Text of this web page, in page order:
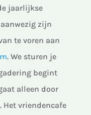
jaarlijkse
zijn
te voren aan
. We sturen je
begint
alleen door
vriendencafe